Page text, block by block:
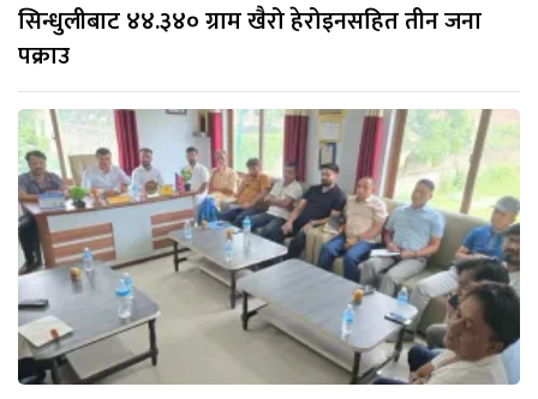
सिन्धुलीबाट ४४.३४० ग्राम खैरो हेरोइनसहित तीन जना
पक्राउ